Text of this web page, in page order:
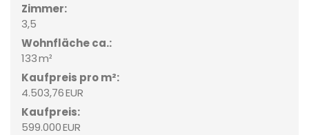
Zimmer:
3,5
Wohnfläche ca.:
133 m²
Kaufpreis pro m²:
4.503,76 EUR
Kaufpreis:
599.000 EUR